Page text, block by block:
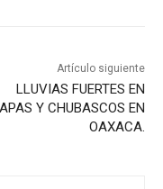
Artículo siguiente
LLUVIAS FUERTES EN
Y CHUBASCOS EN
OAXACA.